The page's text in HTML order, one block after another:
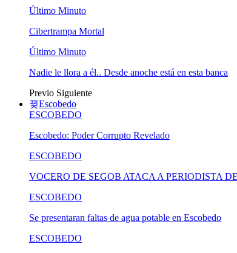
Último Minuto
Cibertrampa Mortal
Último Minuto
Nadie le llora a él.. Desde anoche está en esta banca
Previo Siguiente
Escobedo
ESCOBEDO
Escobedo: Poder Corrupto Revelado
ESCOBEDO
VOCERO DE SEGOB ATACA A PERIODISTA
ESCOBEDO
Se presentaran faltas de agua potable en Escobedo
ESCOBEDO